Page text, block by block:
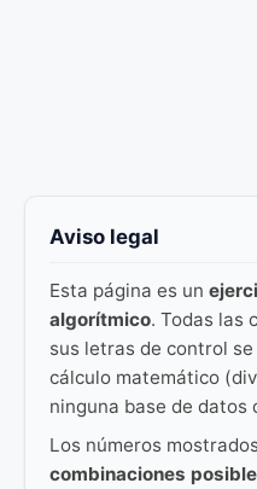
Aviso legal
Esta página es un
algorítmico. Todas las
sus letras de control
cálculo matemático
ninguna base de datos
Los números
combinaciones